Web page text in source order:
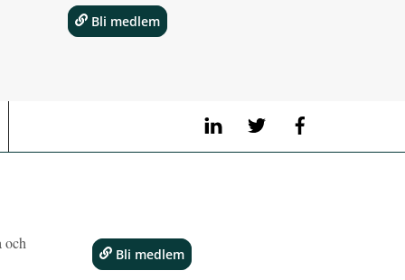
LinkedIn Twitter
Bli medlem
och
Bli medlem